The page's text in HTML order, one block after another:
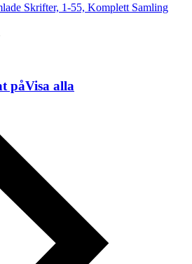
Skrifter, 1-55, Komplett Samling
påVisa alla